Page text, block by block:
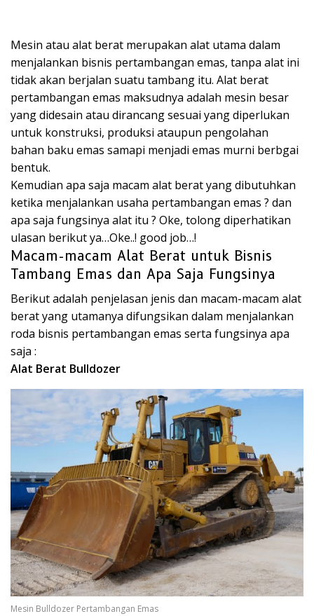
Mesin atau alat berat merupakan alat utama dalam
menjalankan bisnis pertambangan emas, tanpa alat ini
tidak akan berjalan suatu tambang itu. Alat berat
pertambangan emas maksudnya adalah mesin besar
yang didesain atau dirancang sesuai yang diperlukan
untuk konstruksi, produksi ataupun pengolahan
bahan baku emas samapi menjadi emas murni berbgai
bentuk.
Kemudian apa saja macam alat berat yang dibutuhkan
ketika menjalankan usaha pertambangan emas ? dan
apa saja fungsinya alat itu ? Oke, tolong diperhatikan
ulasan berikut ya…Oke..! good job…!
Macam-macam Alat Berat untuk Bisnis
Tambang Emas dan Apa Saja Fungsinya
Berikut adalah penjelasan jenis dan macam-macam alat
berat yang utamanya difungsikan dalam menjalankan
roda bisnis pertambangan emas serta fungsinya apa
saja :
Alat Berat Bulldozer
Mesin Bulldozer Pertambangan Emas